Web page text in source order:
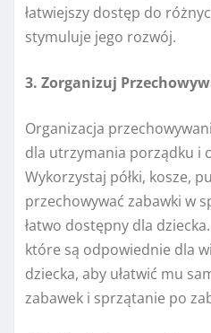
łatwiejszy dostęp do
stymuluje jego rozwój.
3. Zorganizuj
Organizacja
dla utrzymania porządku i
Wykorzystaj półki, kosze,
przechowywać zabawki w
łatwo dostępny dla
które są odpowiednie dla
dziecka, aby ułatwić mu
zabawek i sprzątanie po